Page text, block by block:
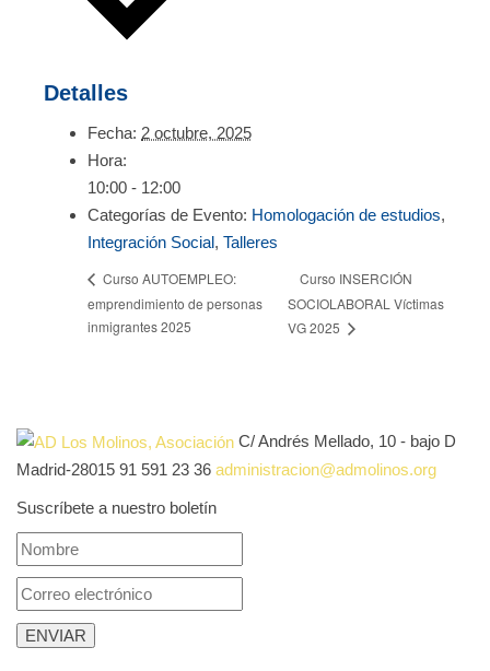
Detalles
Fecha: 2 octubre, 2025
Hora:
10:00 - 12:00
Categorías de Evento: Homologación de estudios,
Integración Social, Talleres
Curso AUTOEMPLEO:
emprendimiento de personas
inmigrantes 2025
Curso INSERCIÓN
SOCIOLABORAL Víctimas
VG 2025
C/ Andrés Mellado, 10 - bajo D
Madrid-28015 91 591 23 36 administracion@admolinos.org
Suscríbete a nuestro boletín